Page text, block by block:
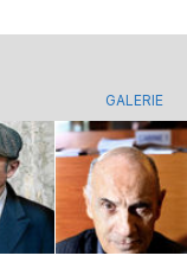
GALERIE